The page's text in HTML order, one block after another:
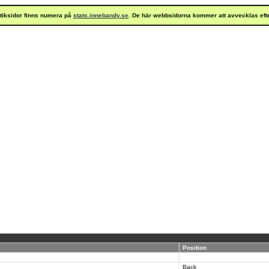
finns numera på stats.innebandy.se . De här webbsidorna kommer att avvecklas
Position
Back